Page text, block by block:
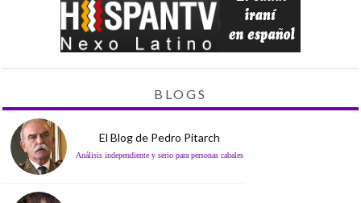
BLOGS
El Blog de Pedro Pitarch
Análisis independiente y serio para personas cabales